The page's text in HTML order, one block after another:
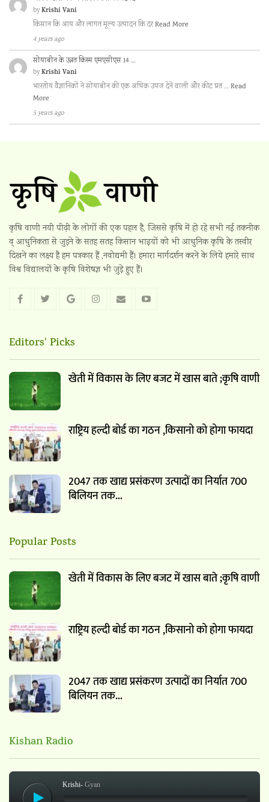
byKrishi Vani
किसान कि आय और लागत मूल्य उत्पादन कि दरRead More
4 years ago
सोयाबीन के उन्नत किस्म एमएसीएस 14 …
byKrishi Vani
भारतीय वैज्ञानिकों ने सोयाबीन की एक अधिक उपज देने वाली और कीट प्रत … Read
More
5 years ago
कृषि वाणी नयी पीढ़ी के लोगों की एक पहल है, जिससे कृषि में हो रहे सभी नई तकनीक
व् आधुनिकता से जुड़ने के सतह सतह किसान भाइयों को भी आधुनिक कृषि के तस्वीर
दिखने का लक्ष्य है हम पत्रकार हैं ,नवोद्यमी हैं। हमारा मार्गदर्शन करने के लिये हमारे साथ
विश्व विद्यालयों के कृषि विशेषज्ञ भी जुड़े हुए हैं।
Editors' Picks
खेती में विकास के लिए बजट में खास बाते ;कृषि वाणी
राष्ट्रिय हल्दी बोर्ड का गठन ,किसानो को होगा फायदा
2047 तक खाद्य प्रसंकरण उत्पादों का निर्यात 700
बिलियन तक…
Popular Posts
खेती में विकास के लिए बजट में खास बाते ;कृषि वाणी
राष्ट्रिय हल्दी बोर्ड का गठन ,किसानो को होगा फायदा
2047 तक खाद्य प्रसंकरण उत्पादों का निर्यात 700
बिलियन तक…
Kishan Radio
Krishi- Gyan